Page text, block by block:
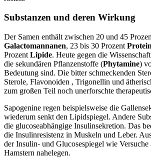
Substanzen und deren Wirkung
Der Samen enthält zwischen 20 und 45
Galactomannanen, 23 bis 30 Prozent
Prozent Lipide. Heute gegen die
die sekundären Pflanzenstoffe (Phytamine)
Bedeutung sind. Die bitter schmeckenden
Sterole, Flavonoiden , Trigonellin und
zum großen Teil noch unerforschte
Sapogenine regen beispielsweise die
wiederum senkt den Lipidspiegel. Andere
die glucoseabhängige Insulinsekretion. Das
die Insulinresistenz in Muskeln und Leber.
der Insulin- und Glucosespiegel wie Versuche
Hamstern nahelegen.